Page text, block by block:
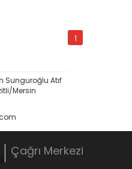
1
Sunguroğlu Atıf
Mersin
Çağrı Merkezi